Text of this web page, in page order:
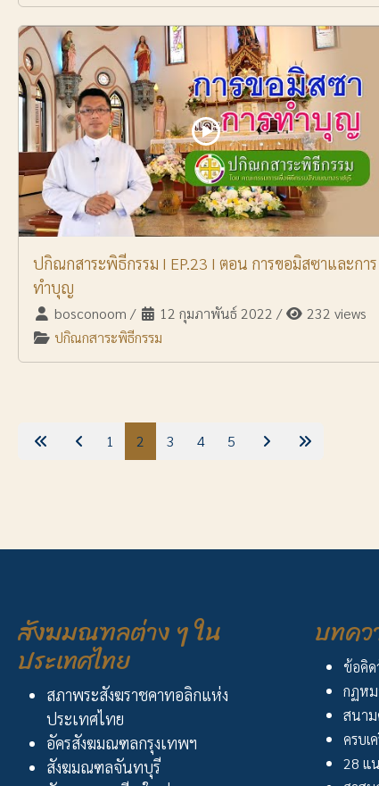
ปกิณกสาระพิธีกรรม I EP.23 I ตอน การขอมิสซาและการ
ทำบุญ
bosconoom / 12 กุมภาพันธ์ 2022 /
232 views
ปกิณกสาระพิธีกรรม
1 2 3 4 5
สังฆมณฑลต่าง ๆ ใน
ประเทศไทย
สภาพระสังฆราชคาทอลิกแห่ง
ประเทศไทย
อัครสังฆมณฑลกรุงเทพฯ
สังฆมณฑลจันทบุรี
บทค
ข้อคิ
กฏหม
สนาม
ครบเ
28 แ